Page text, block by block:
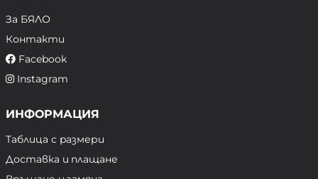
За БЯЛО
Контакти
Facebook
Instagram
ИНФОРМАЦИЯ
Таблица с размери
Доставка и плащане